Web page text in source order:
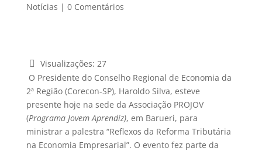
Notícias | 0 Comentários
Visualizações: 27
O Presidente do Conselho Regional de Economia da
2ª Região (Corecon-SP), Haroldo Silva, esteve
presente hoje na sede da Associação PROJOV
(Programa Jovem Aprendiz), em Barueri, para
ministrar a palestra “Reflexos da Reforma Tributária
na Economia Empresarial”. O evento fez parte da